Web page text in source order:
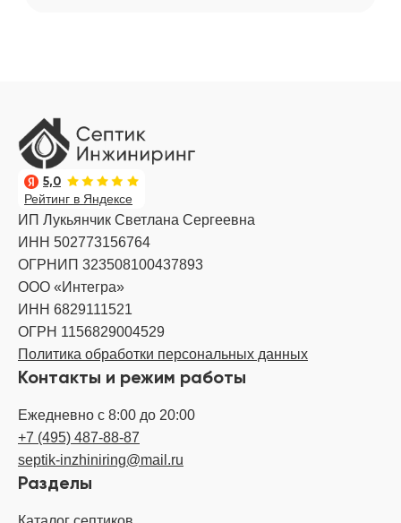
Рейтинг в Яндексе
5,0
ИП Лукьянчик Светлана Сергеевна
ИНН 502773156764
ОГРНИП 323508100437893
ООО «Интегра»
ИНН 6829111521
ОГРН 1156829004529
Политика обработки персональных данных
Контакты и режим работы
Ежедневно с 8:00 до 20:00
+7 (495) 487-88-87
septik-inzhiniring@mail.ru
Разделы